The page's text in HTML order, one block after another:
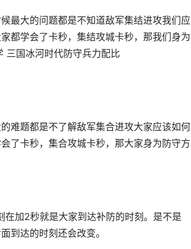
最大的问题都是不知道敌军集结进攻我们应
都学会了卡秒，集结攻城卡秒，那我们身为
三国冰河时代防守兵力配比
难题都是不了解敌军集合进攻大家应该如何
了卡秒，集合攻城卡秒，那大家身为防守方
加2秒就是大家到达补防的时刻。是不是
到达的时刻还会改变。